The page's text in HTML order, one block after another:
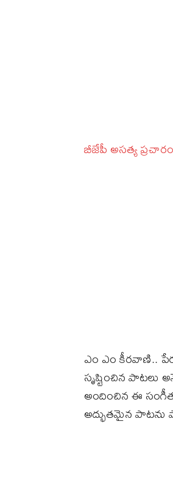
బీజేపీ అసత్య
ఎం ఎం కీరవాణి..
సృష్టించిన పాటలు
అందించిన ఈ
అద్భుతమైన